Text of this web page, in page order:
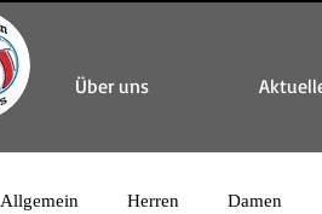
Über uns
Allgemein Herren Damen